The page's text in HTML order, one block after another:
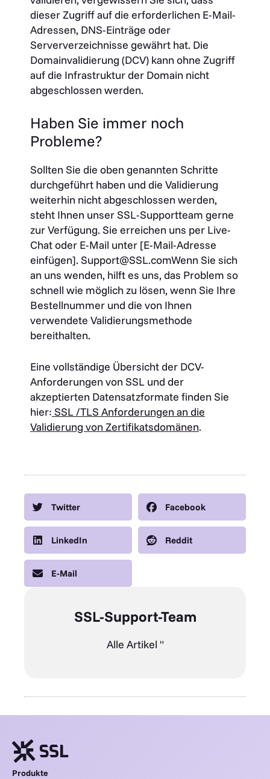
dieser Zugriff auf die erforderlichen E-Mail-
Adressen, DNS-Einträge oder
Serververzeichnisse gewährt hat. Die
Domainvalidierung (DCV) kann ohne Zugriff
auf die Infrastruktur der Domain nicht
abgeschlossen werden.
Haben Sie immer noch
Probleme?
Sollten Sie die oben genannten Schritte
durchgeführt haben und die Validierung
weiterhin nicht abgeschlossen werden,
steht Ihnen unser SSL-Supportteam gerne
zur Verfügung. Sie erreichen uns per Live-
Chat oder E-Mail unter [E-Mail-Adresse
einfügen]. Support@SSL.comWenn Sie sich
an uns wenden, hilft es uns, das Problem so
schnell wie möglich zu lösen, wenn Sie Ihre
Bestellnummer und die von Ihnen
verwendete Validierungsmethode
bereithalten.
Eine vollständige Übersicht der DCV-
Anforderungen von SSL und der
akzeptierten Datensatzformate finden Sie
hier: SSL /TLS Anforderungen an die
Validierung von Zertifikatsdomänen.
Twitter Facebook
LinkedIn Reddit
E-Mail
SSL-Support-Team
Alle Artikel "
Produkte